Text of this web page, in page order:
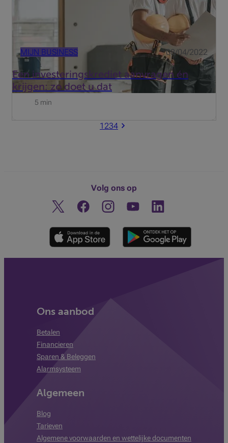
MIJN BUSINESS 08/04/2022
Een investeringskrediet aanvragen én
krijgen: zo doet u dat
5 min
1 234
Volg ons op
Twitter FacebookInstagramOntdek ons YouTube-kanaal
Linkedin
Ons aanbod
Betalen
Financieren
Sparen & Beleggen
Alarmsysteem
Algemeen
Blog
Tarieven
Algemene voorwaarden en wettelijke documenten